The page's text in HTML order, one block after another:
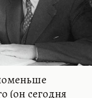
(он сегодня